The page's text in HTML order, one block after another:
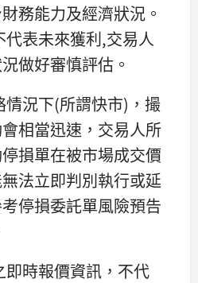
務能力及經濟狀況。
表未來獲利,交易人
做好審慎評估。
況下(所謂快市)，撮
相當迅速，交易人所
損單在被市場成交價
法立即判別執行或延
停損委託單風險預告
時報價資訊，不代